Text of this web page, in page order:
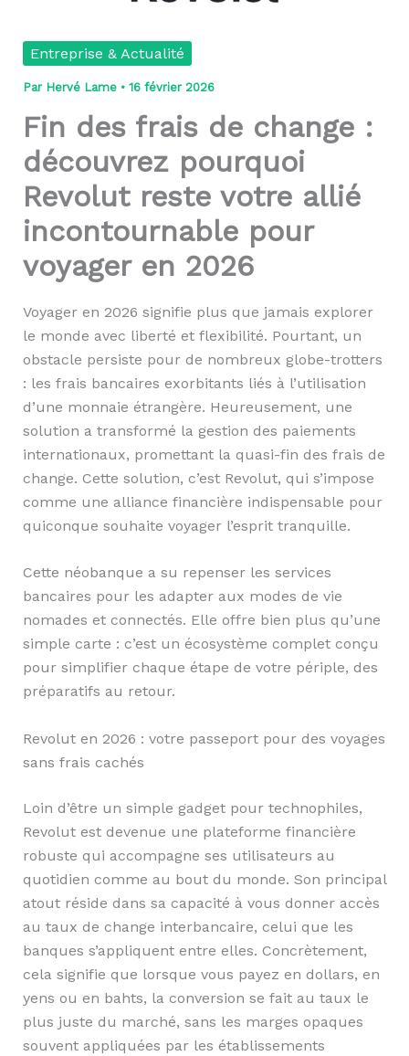
Entreprise & Actualité
Par Hervé Lame • 16 février 2026
Fin des frais de change :
découvrez pourquoi
Revolut reste votre allié
incontournable pour
voyager en 2026
Voyager en 2026 signifie plus que jamais explorer
le monde avec liberté et flexibilité. Pourtant, un
obstacle persiste pour de nombreux globe-trotters
: les frais bancaires exorbitants liés à l’utilisation
d’une monnaie étrangère. Heureusement, une
solution a transformé la gestion des paiements
internationaux, promettant la quasi-fin des frais de
change. Cette solution, c’est Revolut, qui s’impose
comme une alliance financière indispensable pour
quiconque souhaite voyager l’esprit tranquille.
Cette néobanque a su repenser les services
bancaires pour les adapter aux modes de vie
nomades et connectés. Elle offre bien plus qu’une
simple carte : c’est un écosystème complet conçu
pour simplifier chaque étape de votre périple, des
préparatifs au retour.
Revolut en 2026 : votre passeport pour des voyages
sans frais cachés
Loin d’être un simple gadget pour technophiles,
Revolut est devenue une plateforme financière
robuste qui accompagne ses utilisateurs au
quotidien comme au bout du monde. Son principal
atout réside dans sa capacité à vous donner accès
au taux de change interbancaire, celui que les
banques s’appliquent entre elles. Concrètement,
cela signifie que lorsque vous payez en dollars, en
yens ou en bahts, la conversion se fait au taux le
plus juste du marché, sans les marges opaques
souvent appliquées par les établissements